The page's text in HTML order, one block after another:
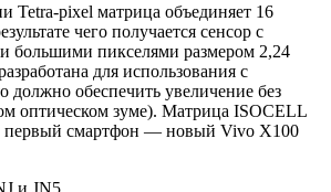
Tetra-pixel матрица объединяет 16
чего получается сенсор с
большими пикселями размером 2,24
для использования с
должно обеспечить увеличение без
оптическом зуме). Матрица ISOCELL
первый смартфон — новый Vivo X100